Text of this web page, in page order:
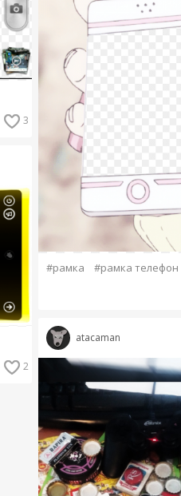
3
2
#рамка #рамка телефон
atacaman